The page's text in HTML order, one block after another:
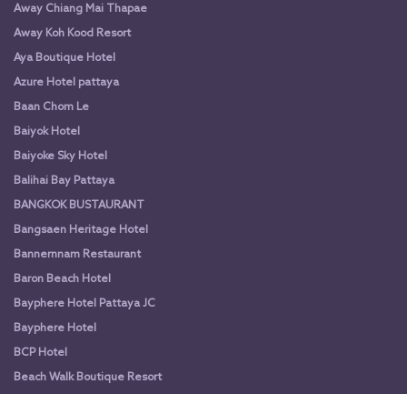
Away Chiang Mai Thapae
Away Koh Kood Resort
Aya Boutique Hotel
Azure Hotel pattaya
Baan Chom Le
Baiyok Hotel
Baiyoke Sky Hotel
Balihai Bay Pattaya
BANGKOK BUSTAURANT
Bangsaen Heritage Hotel
Bannernnam Restaurant
Baron Beach Hotel
Bayphere Hotel Pattaya JC
Bayphere Hotel
BCP Hotel
Beach Walk Boutique Resort